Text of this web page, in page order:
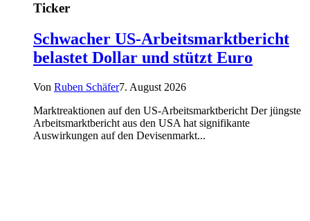
Ticker
Schwacher US-Arbeitsmarktbericht
belastet Dollar und stützt Euro
Von Ruben Schäfer7. August 2026
Marktreaktionen auf den US-Arbeitsmarktbericht Der jüngste
Arbeitsmarktbericht aus den USA hat signifikante
Auswirkungen auf den Devisenmarkt...